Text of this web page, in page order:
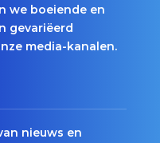
we boeiende en
gevariëerd
media-kanalen.
nieuws en